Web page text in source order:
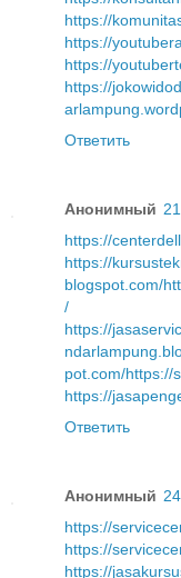
https://
https://
https://
https://
Ответить
Анонимный
https://
https://
blogspot.com/
/
https://
pot.com/https://
https://
Ответить
Анонимный
https://
https://
https://